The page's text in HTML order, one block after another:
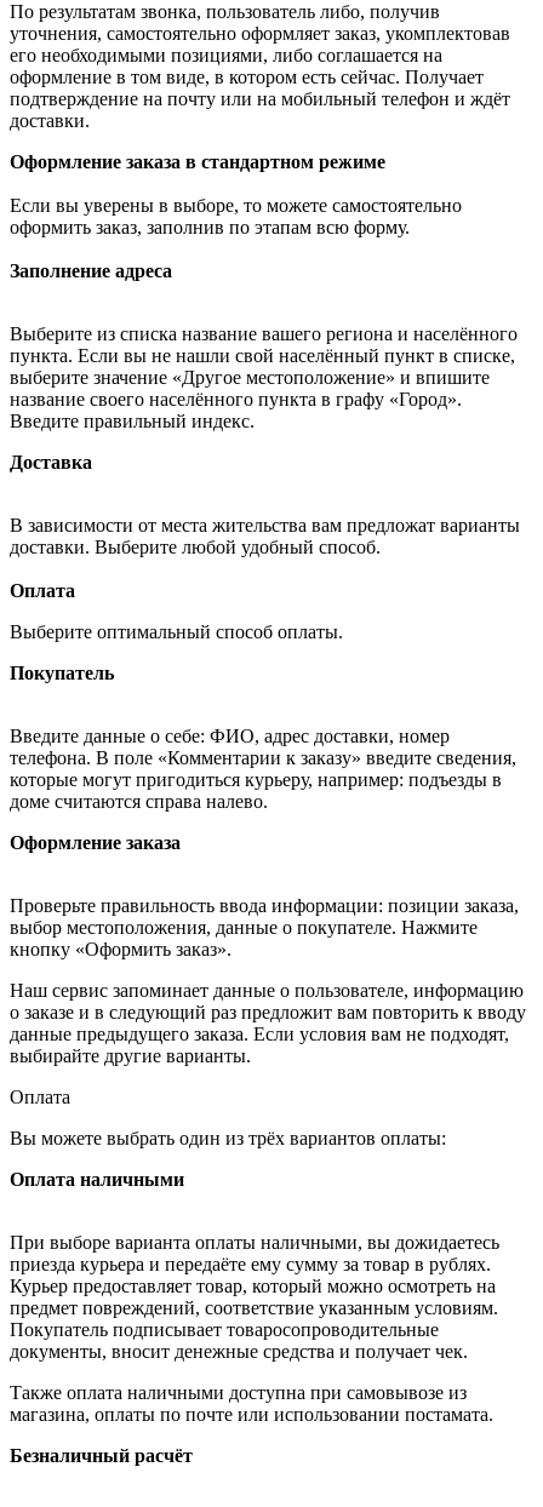
По результатам звонка, пользователь либо, получив
уточнения, самостоятельно оформляет заказ, укомплектовав
его необходимыми позициями, либо соглашается на
оформление в том виде, в котором есть сейчас. Получает
подтверждение на почту или на мобильный телефон и ждёт
доставки.
Оформление заказа в стандартном режиме
Если вы уверены в выборе, то можете самостоятельно
оформить заказ, заполнив по этапам всю форму.
Заполнение адреса
Выберите из списка название вашего региона и населённого
пункта. Если вы не нашли свой населённый пункт в списке,
выберите значение «Другое местоположение» и впишите
название своего населённого пункта в графу «Город».
Введите правильный индекс.
Доставка
В зависимости от места жительства вам предложат варианты
доставки. Выберите любой удобный способ.
Оплата
Выберите оптимальный способ оплаты.
Покупатель
Введите данные о себе: ФИО, адрес доставки, номер
телефона. В поле «Комментарии к заказу» введите сведения,
которые могут пригодиться курьеру, например: подъезды в
доме считаются справа налево.
Оформление заказа
Проверьте правильность ввода информации: позиции заказа,
выбор местоположения, данные о покупателе. Нажмите
кнопку «Оформить заказ».
Наш сервис запоминает данные о пользователе, информацию
о заказе и в следующий раз предложит вам повторить к вводу
данные предыдущего заказа. Если условия вам не подходят,
выбирайте другие варианты.
Оплата
Вы можете выбрать один из трёх вариантов оплаты:
Оплата наличными
При выборе варианта оплаты наличными, вы дожидаетесь
приезда курьера и передаёте ему сумму за товар в рублях.
Курьер предоставляет товар, который можно осмотреть на
предмет повреждений, соответствие указанным условиям.
Покупатель подписывает товаросопроводительные
документы, вносит денежные средства и получает чек.
Также оплата наличными доступна при самовывозе из
магазина, оплаты по почте или использовании постамата.
Безналичный расчёт